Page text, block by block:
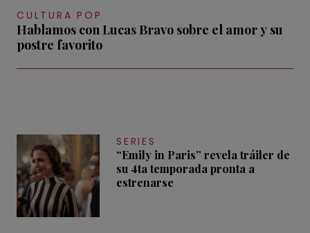
CULTURA POP
Hablamos con Lucas Bravo sobre el amor y su
postre favorito
SERIES
“Emily in Paris” revela tráiler de
su 4ta temporada pronta a
estrenarse